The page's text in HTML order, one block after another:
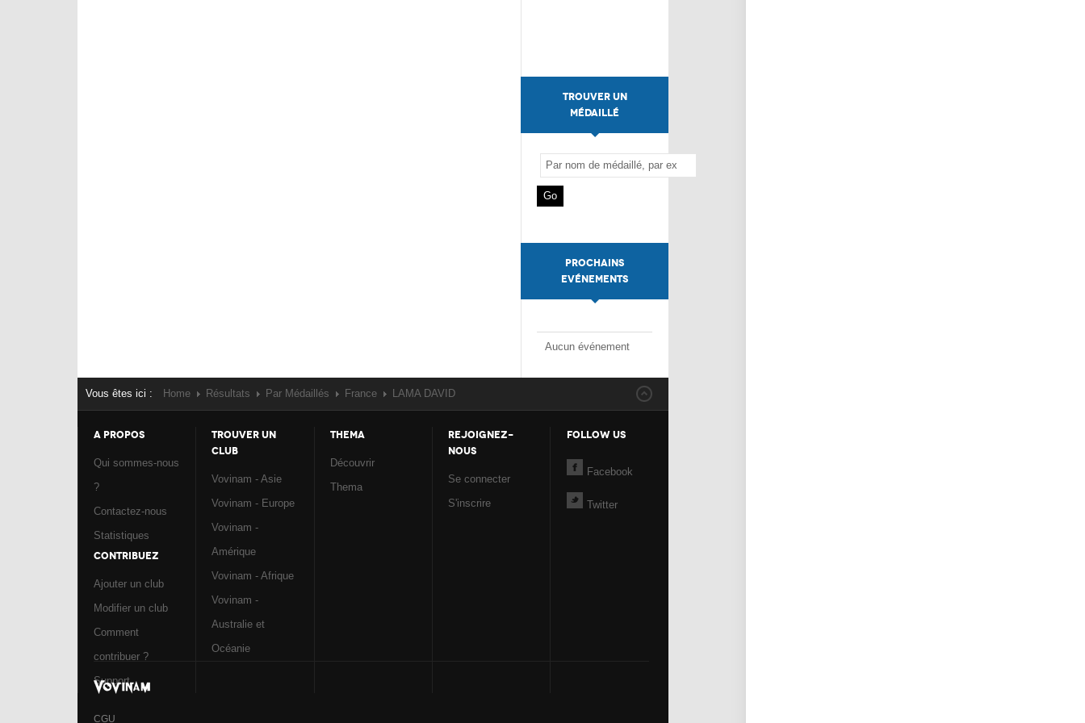
TROUVER UN
MÉDAILLÉ
PROCHAINS
EVÉNEMENTS
Aucun événement
Vous êtes ici : Home Résultats Par Médaillés France LAMA DAVID
CGU
A PROPOS
Qui sommes-nous
?
Contactez-nous
Statistiques
CONTRIBUEZ
Ajouter un club
Modifier un club
Comment
contribuer ?
Support
TROUVER UN
CLUB
Vovinam - Asie
Vovinam - Europe
Vovinam -
Amérique
Vovinam - Afrique
Vovinam -
Australie et
Océanie
THEMA
Découvrir
Thema
REJOIGNEZ-
NOUS
Se connecter
S'inscrire
FOLLOW US
Facebook
Twitter